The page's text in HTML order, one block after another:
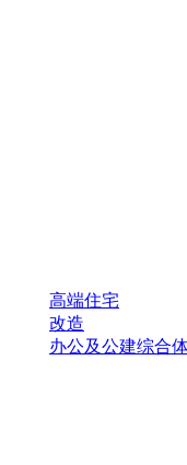
高端住宅
改造
办公及公建综合